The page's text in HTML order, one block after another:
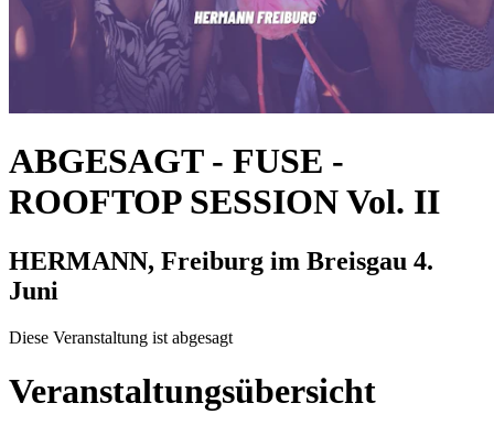
ABGESAGT - FUSE -
ROOFTOP SESSION Vol. II
HERMANN, Freiburg im Breisgau 4.
Juni
Diese Veranstaltung ist abgesagt
Veranstaltungsübersicht